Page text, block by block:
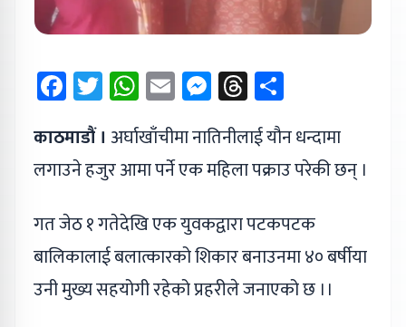
Facebook
Twitter
WhatsApp
EmailMessenger
Threads
काठमाडौं । अर्घाखाँचीमा नातिनीलाई यौन धन्दामा
लगाउने हजुर आमा पर्ने एक महिला पक्राउ परेकी छन् ।
गत जेठ १ गतेदेखि एक युवकद्वारा पटकपटक
बालिकालाई बलात्कारको शिकार बनाउनमा ४० बर्षीया
उनी मुख्य सहयोगी रहेको प्रहरीले जनाएको छ ।।